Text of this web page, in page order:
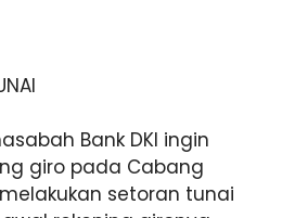
Bank DKI ingin
giro pada Cabang
setoran tunai